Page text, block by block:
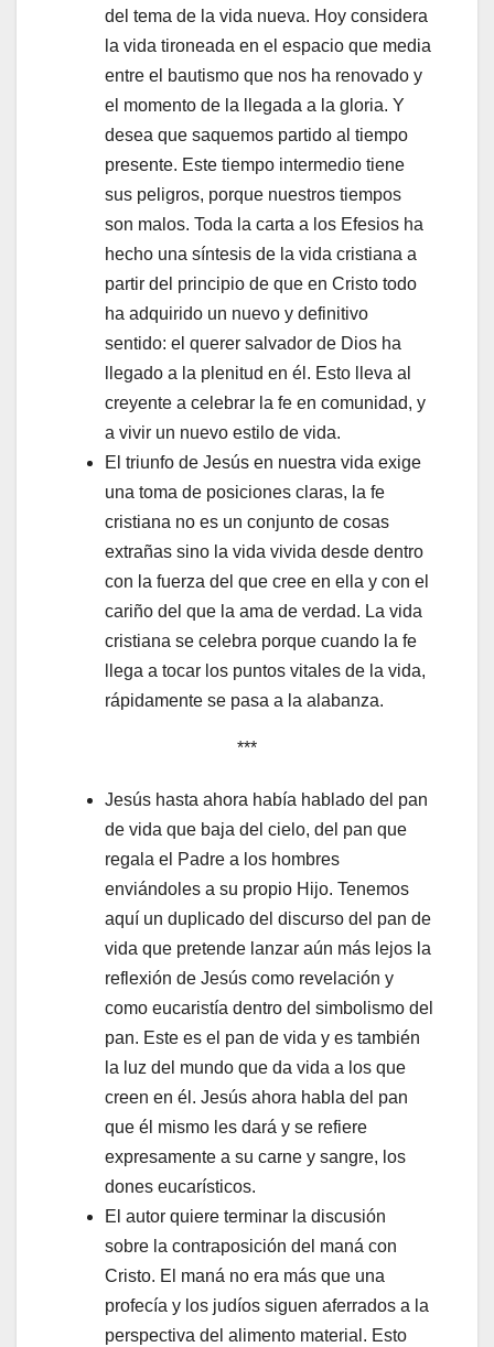
del tema de la vida nueva. Hoy considera
la vida tironeada en el espacio que media
entre el bautismo que nos ha renovado y
el momento de la llegada a la gloria. Y
desea que saquemos partido al tiempo
presente. Este tiempo intermedio tiene
sus peligros, porque nuestros tiempos
son malos. Toda la carta a los Efesios ha
hecho una síntesis de la vida cristiana a
partir del principio de que en Cristo todo
ha adquirido un nuevo y definitivo
sentido: el querer salvador de Dios ha
llegado a la plenitud en él. Esto lleva al
creyente a celebrar la fe en comunidad, y
a vivir un nuevo estilo de vida.
El triunfo de Jesús en nuestra vida exige
una toma de posiciones claras, la fe
cristiana no es un conjunto de cosas
extrañas sino la vida vivida desde dentro
con la fuerza del que cree en ella y con el
cariño del que la ama de verdad. La vida
cristiana se celebra porque cuando la fe
llega a tocar los puntos vitales de la vida,
rápidamente se pasa a la alabanza.
***
Jesús hasta ahora había hablado del pan
de vida que baja del cielo, del pan que
regala el Padre a los hombres
enviándoles a su propio Hijo. Tenemos
aquí un duplicado del discurso del pan de
vida que pretende lanzar aún más lejos la
reflexión de Jesús como revelación y
como eucaristía dentro del simbolismo del
pan. Este es el pan de vida y es también
la luz del mundo que da vida a los que
creen en él. Jesús ahora habla del pan
que él mismo les dará y se refiere
expresamente a su carne y sangre, los
dones eucarísticos.
El autor quiere terminar la discusión
sobre la contraposición del maná con
Cristo. El maná no era más que una
profecía y los judíos siguen aferrados a la
perspectiva del alimento material. Esto